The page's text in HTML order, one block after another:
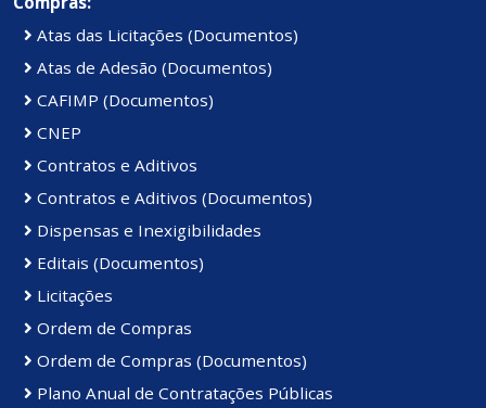
Atas das Licitações (Documentos)
Atas de Adesão (Documentos)
CAFIMP (Documentos)
CNEP
Contratos e Aditivos
Contratos e Aditivos (Documentos)
Dispensas e Inexigibilidades
Editais (Documentos)
Licitações
Ordem de Compras
Ordem de Compras (Documentos)
Plano Anual de Contratações Públicas